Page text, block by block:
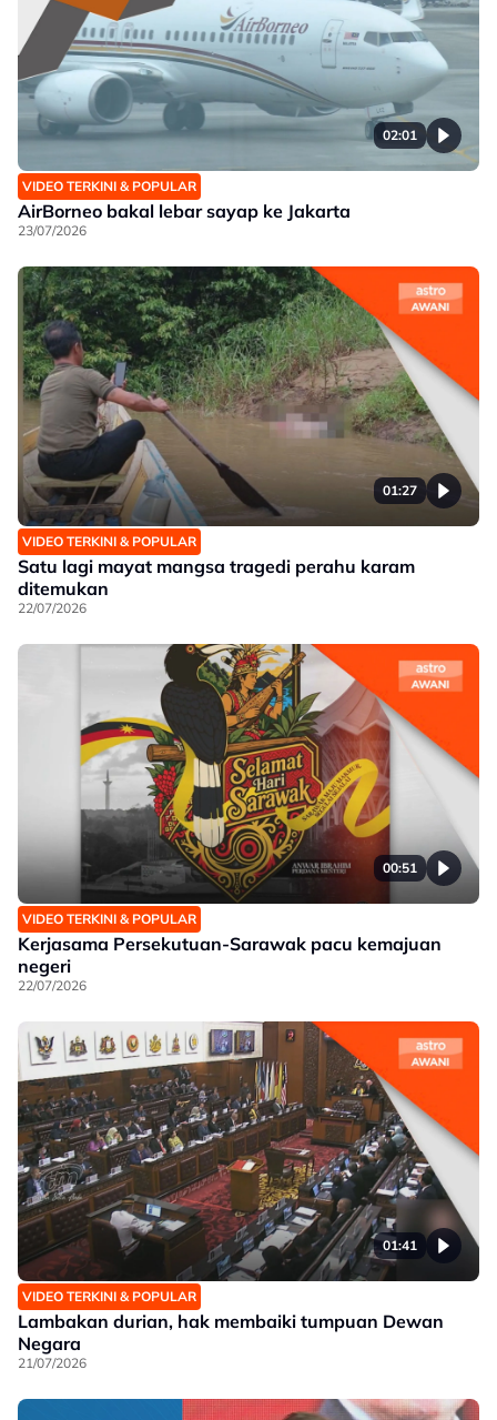
02:01
VIDEO TERKINI & POPULAR
AirBorneo bakal lebar sayap ke Jakarta
23/07/2026
01:27
VIDEO TERKINI & POPULAR
Satu lagi mayat mangsa tragedi perahu karam
ditemukan
22/07/2026
00:51
VIDEO TERKINI & POPULAR
Kerjasama Persekutuan-Sarawak pacu kemajuan
negeri
22/07/2026
01:41
VIDEO TERKINI & POPULAR
Lambakan durian, hak membaiki tumpuan Dewan
Negara
21/07/2026